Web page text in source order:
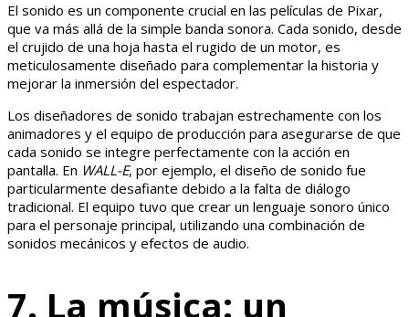
El sonido es un componente crucial en las películas de Pixar,
que va más allá de la simple banda sonora. Cada sonido, desde
el crujido de una hoja hasta el rugido de un motor, es
meticulosamente diseñado para complementar la historia y
mejorar la inmersión del espectador.
Los diseñadores de sonido trabajan estrechamente con los
animadores y el equipo de producción para asegurarse de que
cada sonido se integre perfectamente con la acción en
pantalla. En WALL-E, por ejemplo, el diseño de sonido fue
particularmente desafiante debido a la falta de diálogo
tradicional. El equipo tuvo que crear un lenguaje sonoro único
para el personaje principal, utilizando una combinación de
sonidos mecánicos y efectos de audio.
7. La música: un